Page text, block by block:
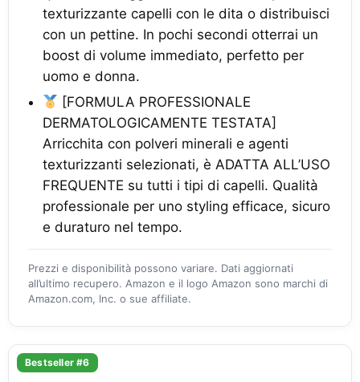
texturizzante capelli con le dita o distribuisci
con un pettine. In pochi secondi otterrai un
boost di volume immediato, perfetto per
uomo e donna.
[FORMULA PROFESSIONALE
DERMATOLOGICAMENTE TESTATA]
Arricchita con polveri minerali e agenti
texturizzanti selezionati, è ADATTA ALL’USO
FREQUENTE su tutti i tipi di capelli. Qualità
professionale per uno styling efficace, sicuro
e duraturo nel tempo.
Prezzi e disponibilità possono variare. Dati aggiornati
all’ultimo recupero. Amazon e il logo Amazon sono marchi di
Amazon.com, Inc. o sue affiliate.
Bestseller #6